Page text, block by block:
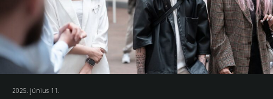
2025. június 11.